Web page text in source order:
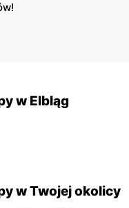
w Elbląg
w Twojej okolicy